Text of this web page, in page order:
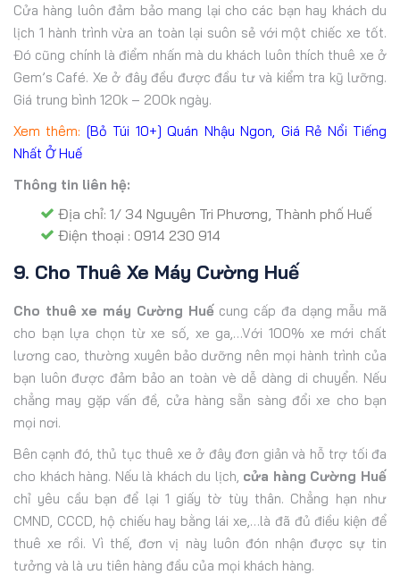
Cửa hàng luôn đảm bảo mang lại cho các bạn hay khách du
lịch 1 hành trình vừa an toàn lại suôn sẻ với một chiếc xe tốt.
Đó cũng chính là điểm nhấn mà du khách luôn thích thuê xe ở
Gem’s Café. Xe ở đây đều được đầu tư và kiểm tra kỹ lưỡng.
Giá trung bình 120k – 200k ngày.
Xem thêm: [Bỏ Túi 10+] Quán Nhậu Ngon, Giá Rẻ Nổi Tiếng
Nhất Ở Huế
Thông tin liên hệ:
Địa chỉ: 1/ 34 Nguyên Tri Phương, Thành phố Huế
Điện thoại : 0914 230 914
9. Cho Thuê Xe Máy Cường Huế
Cho thuê xe máy Cường Huếcung cấp đa dạng mẫu mã
cho bạn lựa chọn từ xe số, xe ga,…Với 100% xe mới chất
lương cao, thường xuyên bảo dưỡng nên mọi hành trình của
bạn luôn được đảm bảo an toàn vè dễ dàng di chuyển. Nếu
chẳng may gặp vấn đề, cửa hàng sẵn sàng đổi xe cho bạn
mọi nơi.
Bên cạnh đó, thủ tục thuê xe ở đây đơn giản và hỗ trợ tối đa
cho khách hàng. Nếu là khách du lịch, cửa hàng Cường Huế
chỉ yêu cầu bạn để lại 1 giấy tờ tùy thân. Chẳng hạn như
CMND, CCCD, hộ chiếu hay bằng lái xe,…là đã đủ điều kiện để
thuê xe rồi. Vì thế, đơn vị này luôn đón nhận được sự tin
tưởng và là ưu tiên hàng đầu của mọi khách hàng.